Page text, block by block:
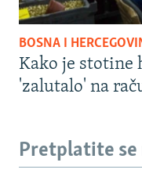
BOSNA I
Kako je stotine
'zalutalo' na
Pretplatite se